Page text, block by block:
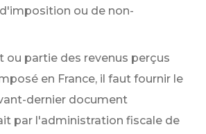
ou de non-
ou partie des revenus perçus
en France, il faut fournir le
dernier document
par l'administration fiscale de